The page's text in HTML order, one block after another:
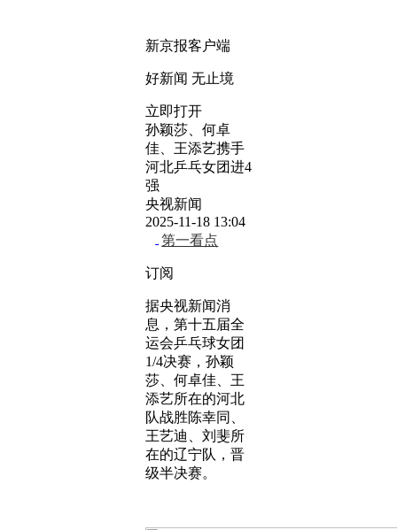
新京报客户端
好新闻 无止境
立即打开
孙颖莎、何卓
佳、王添艺携手
河北乒乓女团进4
强
央视新闻
2025-11-18 13:04
第一看点
订阅
据央视新闻消
息，第十五届全
运会乒乓球女团
1/4决赛，孙颖
莎、何卓佳、王
添艺所在的河北
队战胜陈幸同、
王艺迪、刘斐所
在的辽宁队，晋
级半决赛。